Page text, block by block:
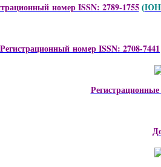
номер ISSN: 2789-1755 (
Регистрационный номер ISSN: 2708-7441